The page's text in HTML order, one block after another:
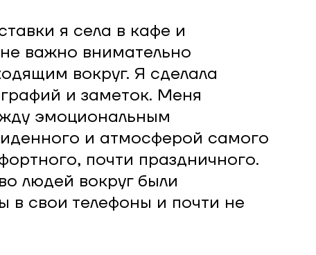
я села в кафе и
важно внимательно
вокруг. Я сделала
и заметок. Меня
эмоциональным
и атмосферой самого
почти праздничного.
людей вокруг были
в свои телефоны и почти не